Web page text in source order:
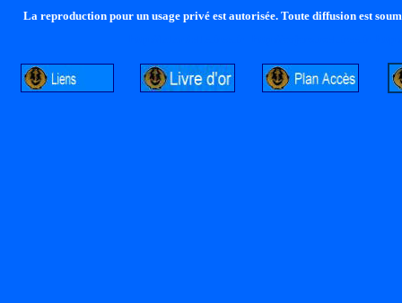
La reproduction pour un usage privé est autorisée. Toute diffusion est